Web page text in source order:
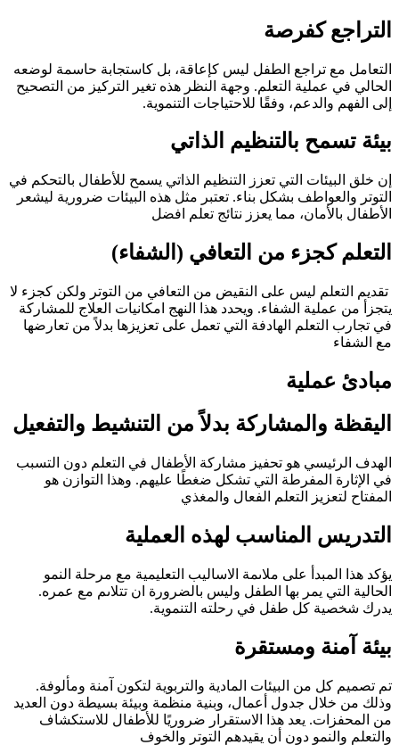
التراجع كفرصة
التعامل مع تراجع الطفل ليس كإعاقة، بل كاستجابة حاسمة لوضعه
الحالي في عملية التعلم. وجهة النظر هذه تغير التركيز من التصحيح
إلى الفهم والدعم، وفقًا للاحتياجات التنموية.
بيئة تسمح بالتنظيم الذاتي
إن خلق البيئات التي تعزز التنظيم الذاتي يسمح للأطفال بالتحكم في
التوتر والعواطف بشكل بناء. تعتبر مثل هذه البيئات ضرورية ليشعر
الأطفال بالأمان، مما يعزز نتائج تعلم افضل
التعلم كجزء من التعافي (الشفاء)
تقديم التعلم ليس على النقيض من التعافي من التوتر ولكن كجزء لا
يتجزأ من عملية الشفاء. ويحدد هذا النهج امكانيات العلاج للمشاركة
في تجارب التعلم الهادفة التي تعمل على تعزيزها بدلاً من تعارضها
مع الشفاء
مبادئ عملية
اليقظة والمشاركة بدلاً من التنشيط والتفعيل
الهدف الرئيسي هو تحفيز مشاركة الأطفال في التعلم دون التسبب
في الإثارة المفرطة التي تشكل ضغطًا عليهم. وهذا التوازن هو
المفتاح لتعزيز التعلم الفعال والمغذي
التدريس المناسب لهذه العملية
يؤكد هذا المبدأ على ملاىمة الاساليب التعليمية مع مرحلة النمو
الحالية التي يمر بها الطفل وليس بالضرورة ان تتلاىم مع عمره.
يدرك شخصية كل طفل في رحلته التنموية.
بيئة آمنة ومستقرة
تم تصميم كل من البيئات المادية والتربوية لتكون آمنة ومألوفة.
وذلك من خلال جدول أعمال، وبنية منظمة وبيئة بسيطة دون العديد
من المحفزات. يعد هذا الاستقرار ضروريًا للأطفال للاستكشاف
والتعلم والنمو دون أن يقيدهم التوتر والخوف